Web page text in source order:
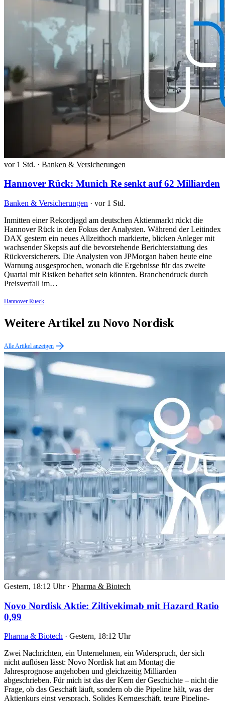
vor 1 Std. · Banken & Versicherungen
Hannover Rück: Munich Re senkt auf 62 Milliarden
Banken & Versicherungen · vor 1 Std.
Inmitten einer Rekordjagd am deutschen Aktienmarkt rückt die
Hannover Rück in den Fokus der Analysten. Während der Leitindex
DAX gestern ein neues Allzeithoch markierte, blicken Anleger mit
wachsender Skepsis auf die bevorstehende Berichterstattung des
Rückversicherers. Die Analysten von JPMorgan haben heute eine
Warnung ausgesprochen, wonach die Ergebnisse für das zweite
Quartal mit Risiken behaftet sein könnten. Branchendruck durch
Preisverfall im…
Hannover Rueck
Weitere Artikel zu Novo Nordisk
Alle Artikel anzeigen
Gestern, 18:12 Uhr · Pharma & Biotech
Novo Nordisk Aktie: Ziltivekimab mit Hazard Ratio
0,99
Pharma & Biotech · Gestern, 18:12 Uhr
Zwei Nachrichten, ein Unternehmen, ein Widerspruch, der sich
nicht auflösen lässt: Novo Nordisk hat am Montag die
Jahresprognose angehoben und gleichzeitig Milliarden
abgeschrieben. Für mich ist das der Kern der Geschichte – nicht die
Frage, ob das Geschäft läuft, sondern ob die Pipeline hält, was der
Aktienkurs einst versprach. Solides Kerngeschäft, teure Pipeline-